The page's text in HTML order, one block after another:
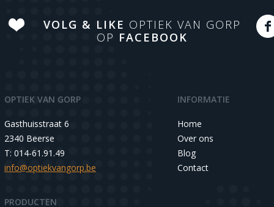
VOLG & LIKE OPTIEK VAN GORP
OP FACEBOOK
OPTIEK VAN GORP
Gasthuisstraat 6
2340 Beerse
T: 014-61.91.49
info@optiekvangorp.be
INFORMATIE
Home
Over ons
Blog
Contact
PRODUCTEN